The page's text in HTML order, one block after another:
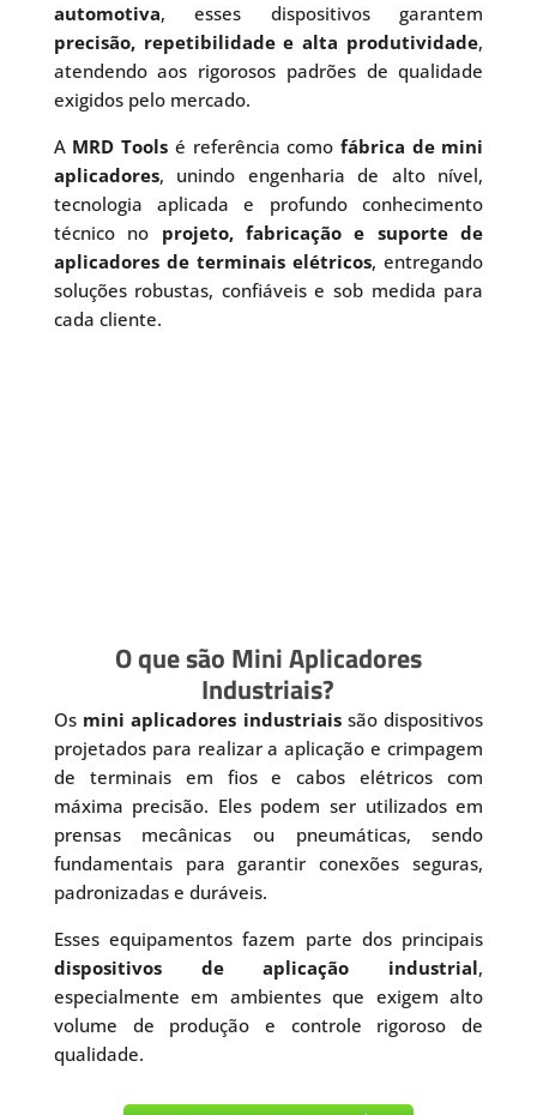
automotiva, esses dispositivos garantem
precisão, repetibilidade e alta produtividade,
atendendo aos rigorosos padrões de qualidade
exigidos pelo mercado.
A MRD Tools é referência como fábrica de mini
aplicadores, unindo engenharia de alto nível,
tecnologia aplicada e profundo conhecimento
técnico no projeto, fabricação e suporte de
aplicadores de terminais elétricos, entregando
soluções robustas, confiáveis e sob medida para
cada cliente.
O que são Mini Aplicadores
Industriais?
Os mini aplicadores industriaissão dispositivos
projetados para realizar a aplicação e crimpagem
de terminais em fios e cabos elétricos com
máxima precisão. Eles podem ser utilizados em
prensas mecânicas ou pneumáticas, sendo
fundamentais para garantir conexões seguras,
padronizadas e duráveis.
Esses equipamentos fazem parte dos principais
dispositivos de aplicação industrial,
especialmente em ambientes que exigem alto
volume de produção e controle rigoroso de
qualidade.